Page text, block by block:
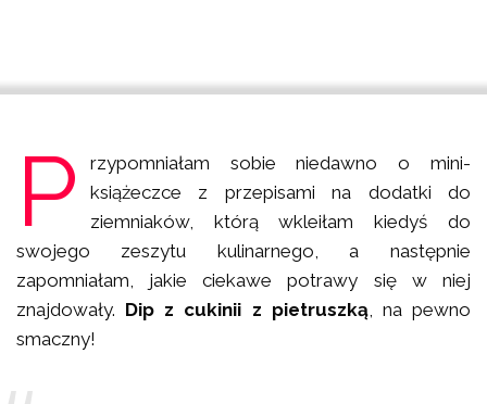
P
rzypomniałam sobie niedawno o mini-
książeczce z przepisami na dodatki do
ziemniaków, którą wkleiłam kiedyś do
swojego zeszytu kulinarnego, a następnie
zapomniałam, jakie ciekawe potrawy się w niej
znajdowały. Dip z cukinii z pietruszką, na pewno
smaczny!